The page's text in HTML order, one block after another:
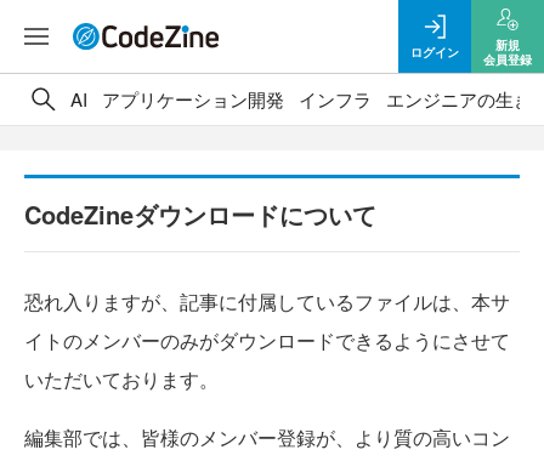
ログイン
新規
会員登録
AI アプリケーション開発 インフラ エンジニアの生き
CodeZineダウンロードについて
恐れ入りますが、記事に付属しているファイルは、本サ
イトのメンバーのみがダウンロードできるようにさせて
いただいております。
編集部では、皆様のメンバー登録が、より質の高いコン